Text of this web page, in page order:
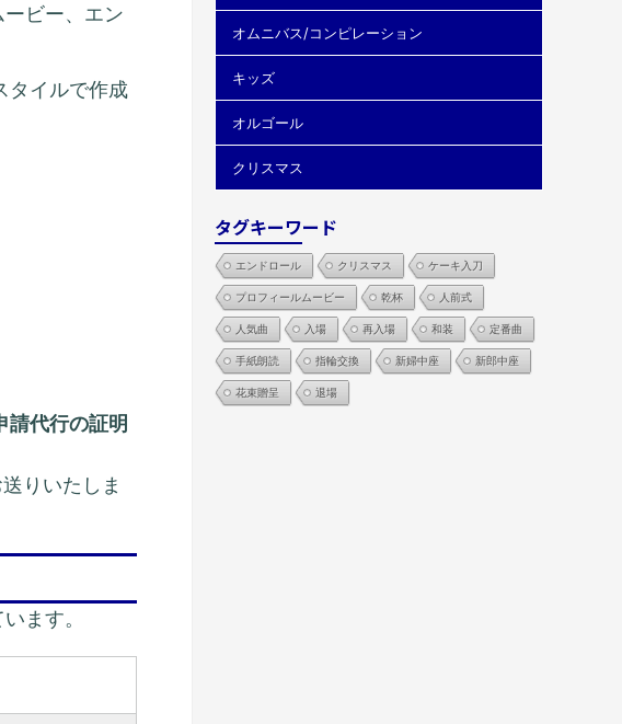
ビー、エン
タイルで作成
請代行の証明
りいたしま
ます。
オムニバス/コンピレーション
キッズ
オルゴール
クリスマス
タグキーワード
エンドロール クリスマス ケーキ入刀
プロフィールムービー 乾杯 人前式
人気曲 入場 再入場 和装 定番曲
手紙朗読 指輪交換 新婦中座 新郎中座
花束贈呈 退場